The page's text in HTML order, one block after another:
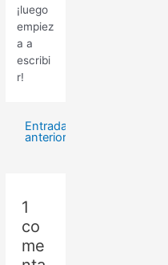
¡luego
empiez
a a
escribi
r!
Entrada
anterior
1
co
me